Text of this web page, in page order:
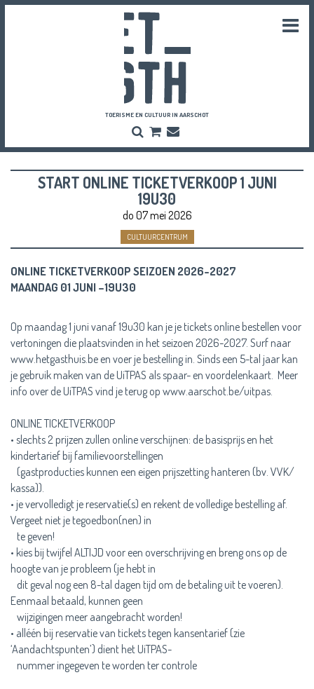
TOERISME EN CULTUUR IN AARSCHOT
Zoeken
Bestel
je
vriendenpassen
en
tickets
Inschrijven
START ONLINE TICKETVERKOOP 1 JUNI
19U30
do 07 mei 2026
CULTUURCENTRUM
ONLINE TICKETVERKOOP SEIZOEN 2026-2027
MAANDAG 01 JUNI –19U30
Op maandag 1 juni vanaf 19u30 kan je je tickets online bestellen voor
vertoningen die plaatsvinden in het seizoen 2026-2027. Surf naar
www.hetgasthuis.be en voer je bestelling in. Sinds een 5-tal jaar kan
je gebruik maken van de UiTPAS als spaar- en voordelenkaart. Meer
info over de UiTPAS vind je terug op www.aarschot.be/uitpas.
ONLINE TICKETVERKOOP
• slechts 2 prijzen zullen online verschijnen: de basisprijs en het
kindertarief bij familievoorstellingen
(gastproducties kunnen een eigen prijszetting hanteren (bv. VVK/
kassa)).
• je vervolledigt je reservatie(s) en rekent de volledige bestelling af.
Vergeet niet je tegoedbon(nen) in
te geven!
• kies bij twijfel ALTIJD voor een overschrijving en breng ons op de
hoogte van je probleem (je hebt in
dit geval nog een 8-tal dagen tijd om de betaling uit te voeren).
Eenmaal betaald, kunnen geen
wijzigingen meer aangebracht worden!
• alléén bij reservatie van tickets tegen kansentarief (zie
‘Aandachtspunten’) dient het UiTPAS-
nummer ingegeven te worden ter controle